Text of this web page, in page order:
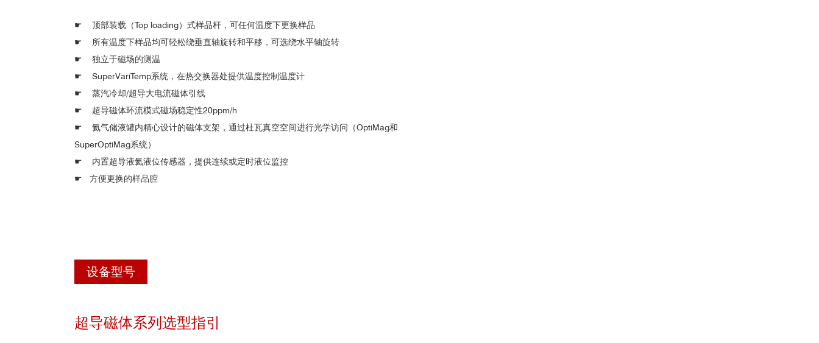
☛ 顶部装载（Top loading）式样品杆，可任何温度下更换样品
☛ 所有温度下样品均可轻松绕垂直轴旋转和平移， 可选绕水平轴旋转
☛ 独立于磁场的测温
☛ SuperVariTemp系统，在热交换器处提供温度控制温度计
☛ 蒸汽冷却/超导大电流磁体引线
☛ 超导磁体环流模式磁场稳定性20ppm/h
☛ 氦气储液罐内精心设计的磁体支架，通过杜瓦真空空间进行光学访问（OptiMag和
SuperOptiMag系统）
☛ 内置超导液氦液位传感器，提供连续或定时液位监控
☛ 方便更换的样品腔
设备型号
超导磁体系列选型指引